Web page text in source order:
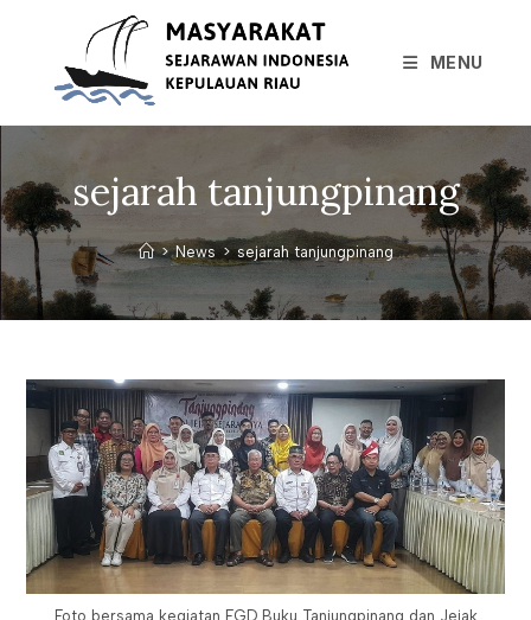
MENU
sejarah tanjungpinang
> News > sejarah tanjungpinang
Foto bersama kegiatan FGD Buku Tanjungpinang dan Jejak